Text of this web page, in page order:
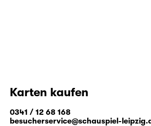
Karten kaufen
0341 / 12 68 168
besucherservice@schauspiel-